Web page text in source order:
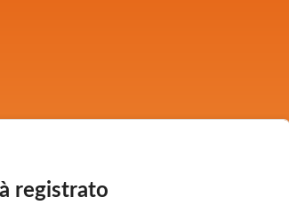
registrato